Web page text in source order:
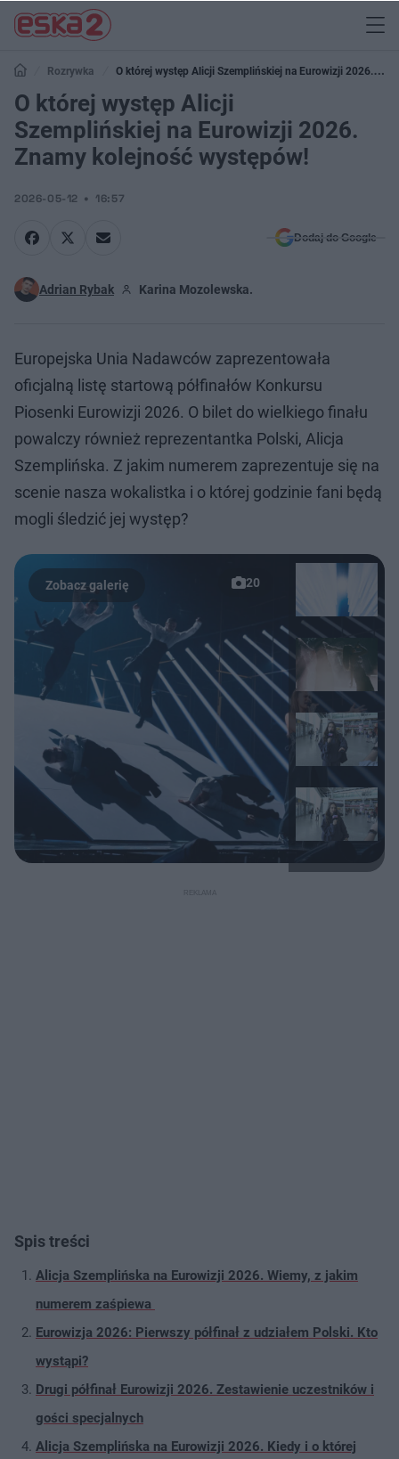
Rozrywka
O której występ Alicji Szemplińskiej na Eurowizji 2026.
Znamy kolejność występów!
O której występ Alicji
Szemplińskiej na Eurowizji 2026.
Znamy kolejność występów!
2026-05-12 16:57
Dodaj do Google
Adrian Rybak Karina Mozolewska.
Europejska Unia Nadawców zaprezentowała
oficjalną listę startową półfinałów Konkursu
Piosenki Eurowizji 2026. O bilet do wielkiego finału
powalczy również reprezentantka Polski, Alicja
Szemplińska. Z jakim numerem zaprezentuje się na
scenie nasza wokalistka i o której godzinie fani będą
mogli śledzić jej występ?
20
Spis treści
Alicja Szemplińska na Eurowizji 2026. Wiemy, z jakim
numerem zaśpiewa
Eurowizja 2026: Pierwszy półfinał z udziałem Polski. Kto
wystąpi?
Drugi półfinał Eurowizji 2026. Zestawienie uczestników i
gości specjalnych
Alicja Szemplińska na Eurowizji 2026. Kiedy i o której